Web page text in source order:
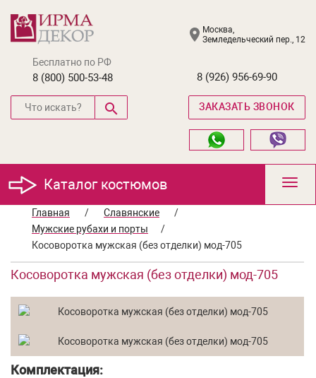
Москва,
Земледельческий пер., 12
Бесплатно по РФ
8 (800) 500-53-48 8 (926) 956-69-90
ЗАКАЗАТЬ ЗВОНОК
Каталог костюмов
Главная
/ Славянские
/
Мужские рубахи и порты
/
Косоворотка мужская (без отделки) мод-705
Косоворотка мужская (без отделки) мод-705
Комплектация: